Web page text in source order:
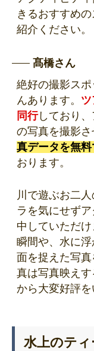
きるおすすめ
紹介ください。
髙橋さん
絶好の撮影ス
んあります。
同行しており
の写真を撮影さ
真データを無
おります。
川で遊ぶお二
ラを気にせず
中していただ
瞬間や、水に
面を捉えた写
真は写真映え
から大変好評を
水上のテ